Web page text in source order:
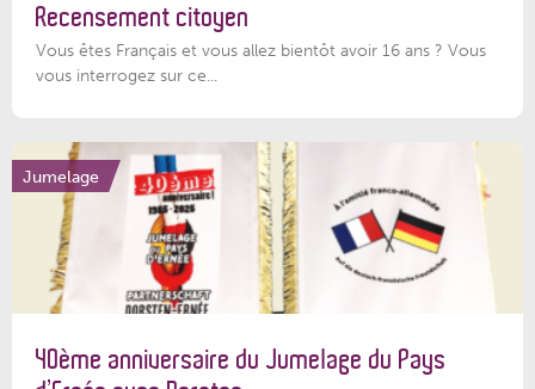
Recensement citoyen
Vous êtes Français et vous allez bientôt avoir 16 ans ? Vous
vous interrogez sur ce...
Jumelage
40ème anniversaire du Jumelage du Pays